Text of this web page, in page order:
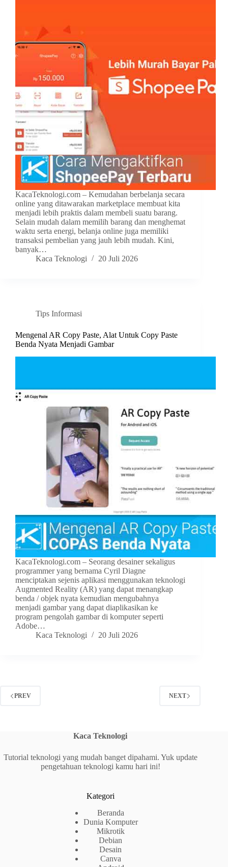
KacaTeknologi.com – Kemudahan berbelanja secara
online yang ditawarakan marketplace membuat kita
menjadi lebih praktis dalam membeli suatu barang.
Selain mudah dalam memilih barang dan menghemat
waktu serta energi, belanja online juga memiliki
transaksi pembelian yang jauh lebih mudah. Kini,
banyak…
Kaca Teknologi
20 Juli 2026
Tips Informasi
Mengenal AR Copy Paste, Alat Untuk Copy Paste
Benda Nyata Menjadi Gambar
KacaTeknologi.com – Seorang desainer sekaligus
programmer yang bernama Cyril Diagne
menciptakan sejenis aplikasi menggunakan teknologi
Augmented Reality (AR) yang dapat menangkap
benda / objek nyata kemudian mengubahnya
menjadi gambar yang dapat diaplikasikan ke
program pengolah gambar di komputer seperti
Adobe…
Kaca Teknologi
20 Juli 2026
PREV NEXT
Kaca Teknologi
Tutorial teknologi yang mudah banget dipahami. Yuk update
pengetahuan teknologi kamu hari ini!
Kategori
Beranda
Dunia Komputer
Mikrotik
Debian
Desain
Canva